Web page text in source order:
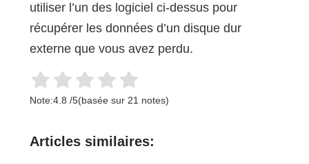
utiliser l’un des logiciel ci-dessus pour
récupérer les données d’un disque dur
externe que vous avez perdu.
Note:4.8 /5(basée sur 21 notes)
Articles similaires: